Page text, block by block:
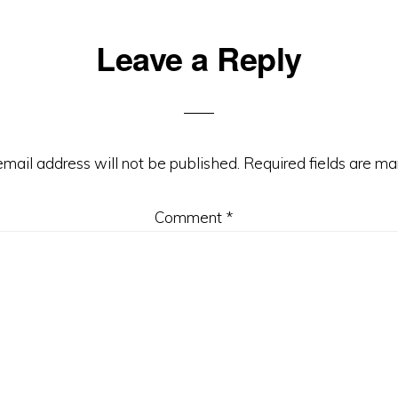
Leave a Reply
address will not be published. Required fields are
Comment *